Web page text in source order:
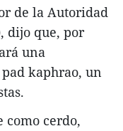
de la Autoridad
dijo que, por
una
kaphrao, un
como cerdo,